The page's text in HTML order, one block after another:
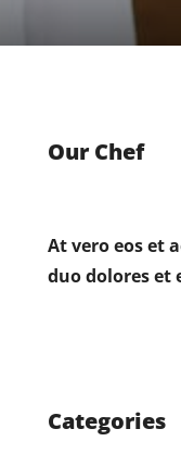
Our Chef
At vero eos et
duo dolores et
Categories